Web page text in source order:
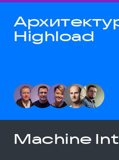
Highload
Machine